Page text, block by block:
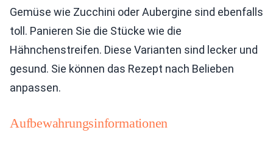
Gemüse wie Zucchini oder Aubergine sind ebenfalls
toll. Panieren Sie die Stücke wie die
Hähnchenstreifen. Diese Varianten sind lecker und
gesund. Sie können das Rezept nach Belieben
anpassen.
Aufbewahrungsinformationen